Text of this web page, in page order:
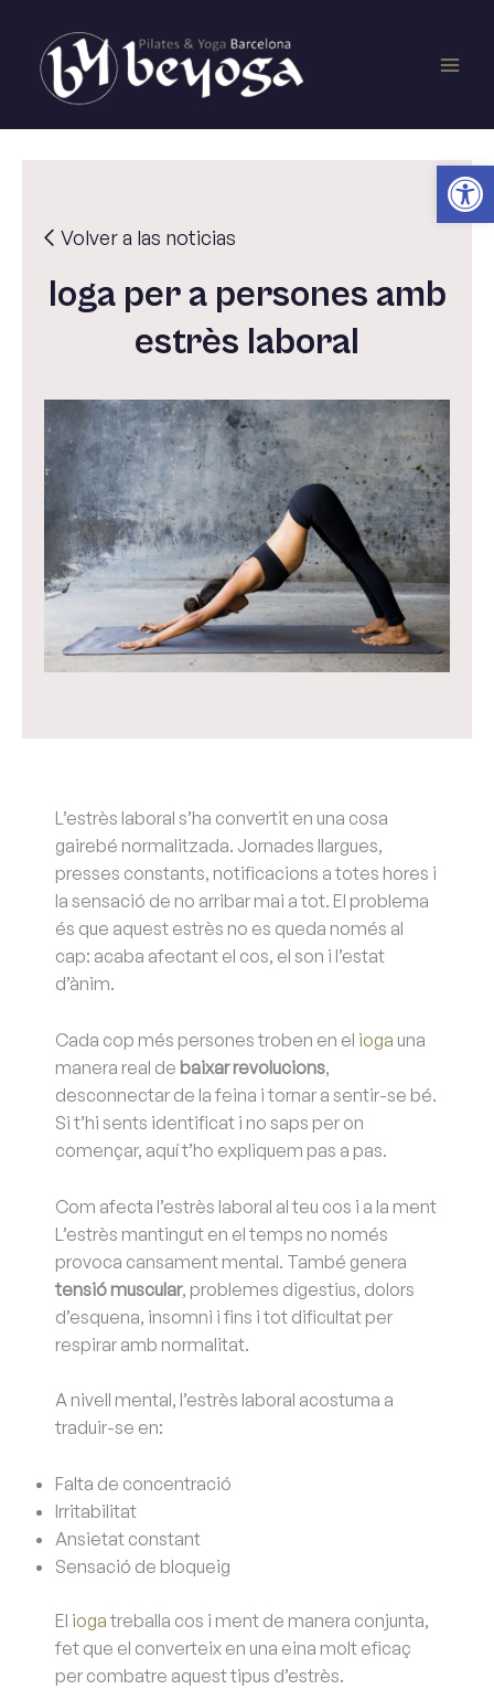
contingut
Volver a las noticias
Ioga per a persones amb
estrès laboral
L’estrès laboral s’ha convertit en una cosa
gairebé normalitzada. Jornades llargues,
presses constants, notificacions a totes hores i
la sensació de no arribar mai a tot. El problema
és que aquest estrès no es queda només al
cap: acaba afectant el cos, el son i l’estat
d’ànim.
Cada cop més persones troben en el ioga una
manera real de baixar revolucions,
desconnectar de la feina i tornar a sentir-se bé.
Si t’hi sents identificat i no saps per on
començar, aquí t’ho expliquem pas a pas.
Com afecta l’estrès laboral al teu cos i a la ment
L’estrès mantingut en el temps no només
provoca cansament mental. També genera
tensió muscular, problemes digestius, dolors
d’esquena, insomni i fins i tot dificultat per
respirar amb normalitat.
A nivell mental, l’estrès laboral acostuma a
traduir-se en:
Falta de concentració
Irritabilitat
Ansietat constant
Sensació de bloqueig
El ioga treballa cos i ment de manera conjunta,
fet que el converteix en una eina molt eficaç
per combatre aquest tipus d’estrès.